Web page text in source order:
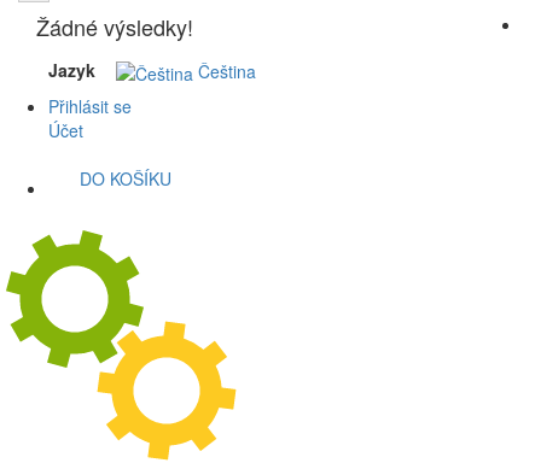
Žádné výsledky!
Jazyk
Čeština
Přihlásit se
Účet
DO KOŠÍKU